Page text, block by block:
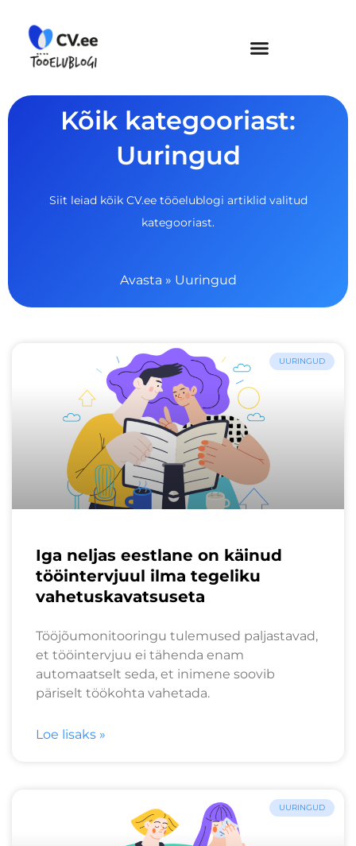
content
Kõik kategooriast:
Uuringud
Siit leiad kõik CV.ee tööelublogi artiklid valitud
kategooriast.
Avasta » Uuringud
UURINGUD
Iga neljas eestlane on käinud
tööintervjuul ilma tegeliku
vahetuskavatsuseta
Tööjõumonitooringu tulemused paljastavad,
et tööintervjuu ei tähenda enam
automaatselt seda, et inimene soovib
päriselt töökohta vahetada.
Loe lisaks »
UURINGUD